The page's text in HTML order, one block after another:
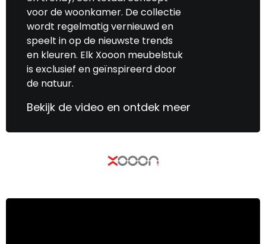
voor de woonkamer. De collectie
wordt regelmatig vernieuwd en
speelt in op de nieuwste trends
en kleuren. Elk Xooon meubelstuk
is exclusief en geïnspireerd door
de natuur.
Bekijk de video en ontdek meer